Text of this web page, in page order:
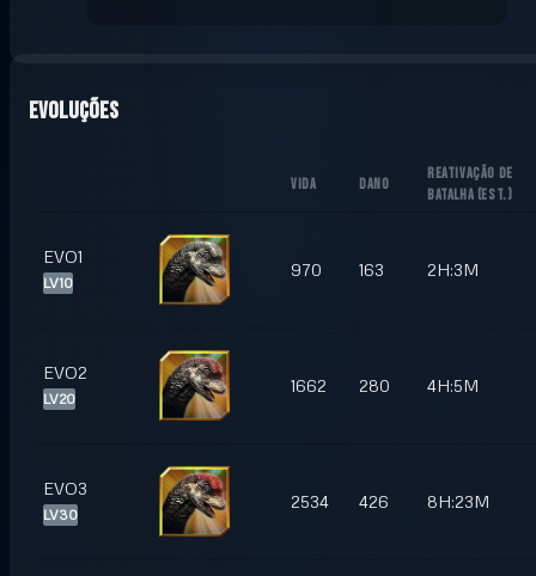
Evoluções
VIDA DANO
REATIVAÇÃO DE
BATALHA (EST.)
EVO1
LV10
970 163 2H:3M
EVO2
LV20
1662 280 4H:5M
EVO3
LV30
2534 426 8H:23M